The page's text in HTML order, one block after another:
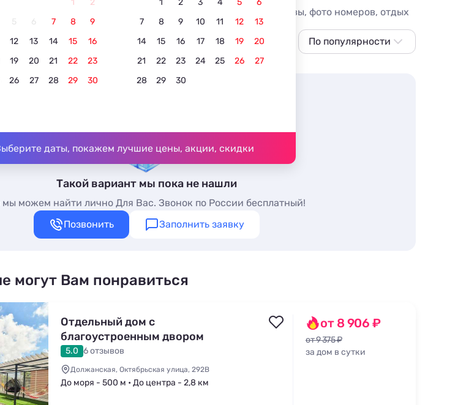
1
2
5 6 7 8
9
12 13 14 15
16
19 20 21 22
23
26 27 28 29
30
1 2 3 4 5
6
7
8 9 10 11 12
13
14
15 16 17 18 19
20
21
22 23 24 25 26
27
28
29 30
даты, покажем лучшие цены, акции, скидки
в июле в 2026. Гостиницы Должанской, цены, отзывы, фото номеров, отдых
с детьми С бассейном с подогревом Лучшие
По популярности
Такой вариант мы пока не нашли
мы можем найти лично Для Вас. Звонок по России бесплатный!
Позвонить
Заполнить заявку
могут Вам понравиться
Отдельный дом с
благоустроенным двором
возле азовского моря
5.0 6 отзывов
Должанская, Октябрьская улица, 292В
До моря - 500 м • До центра - 2,8 км
от 8 906 ₽
от 9 375 ₽
за дом в сутки